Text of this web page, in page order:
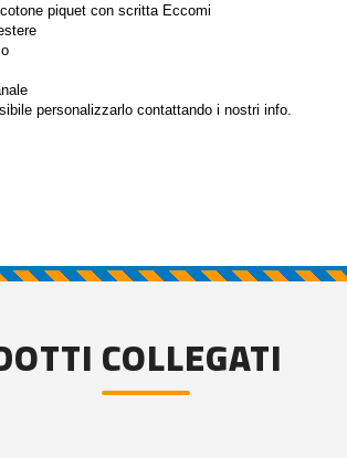
piquet con scritta Eccomi
personalizzarlo contattando i nostri info.
COLLEGATI